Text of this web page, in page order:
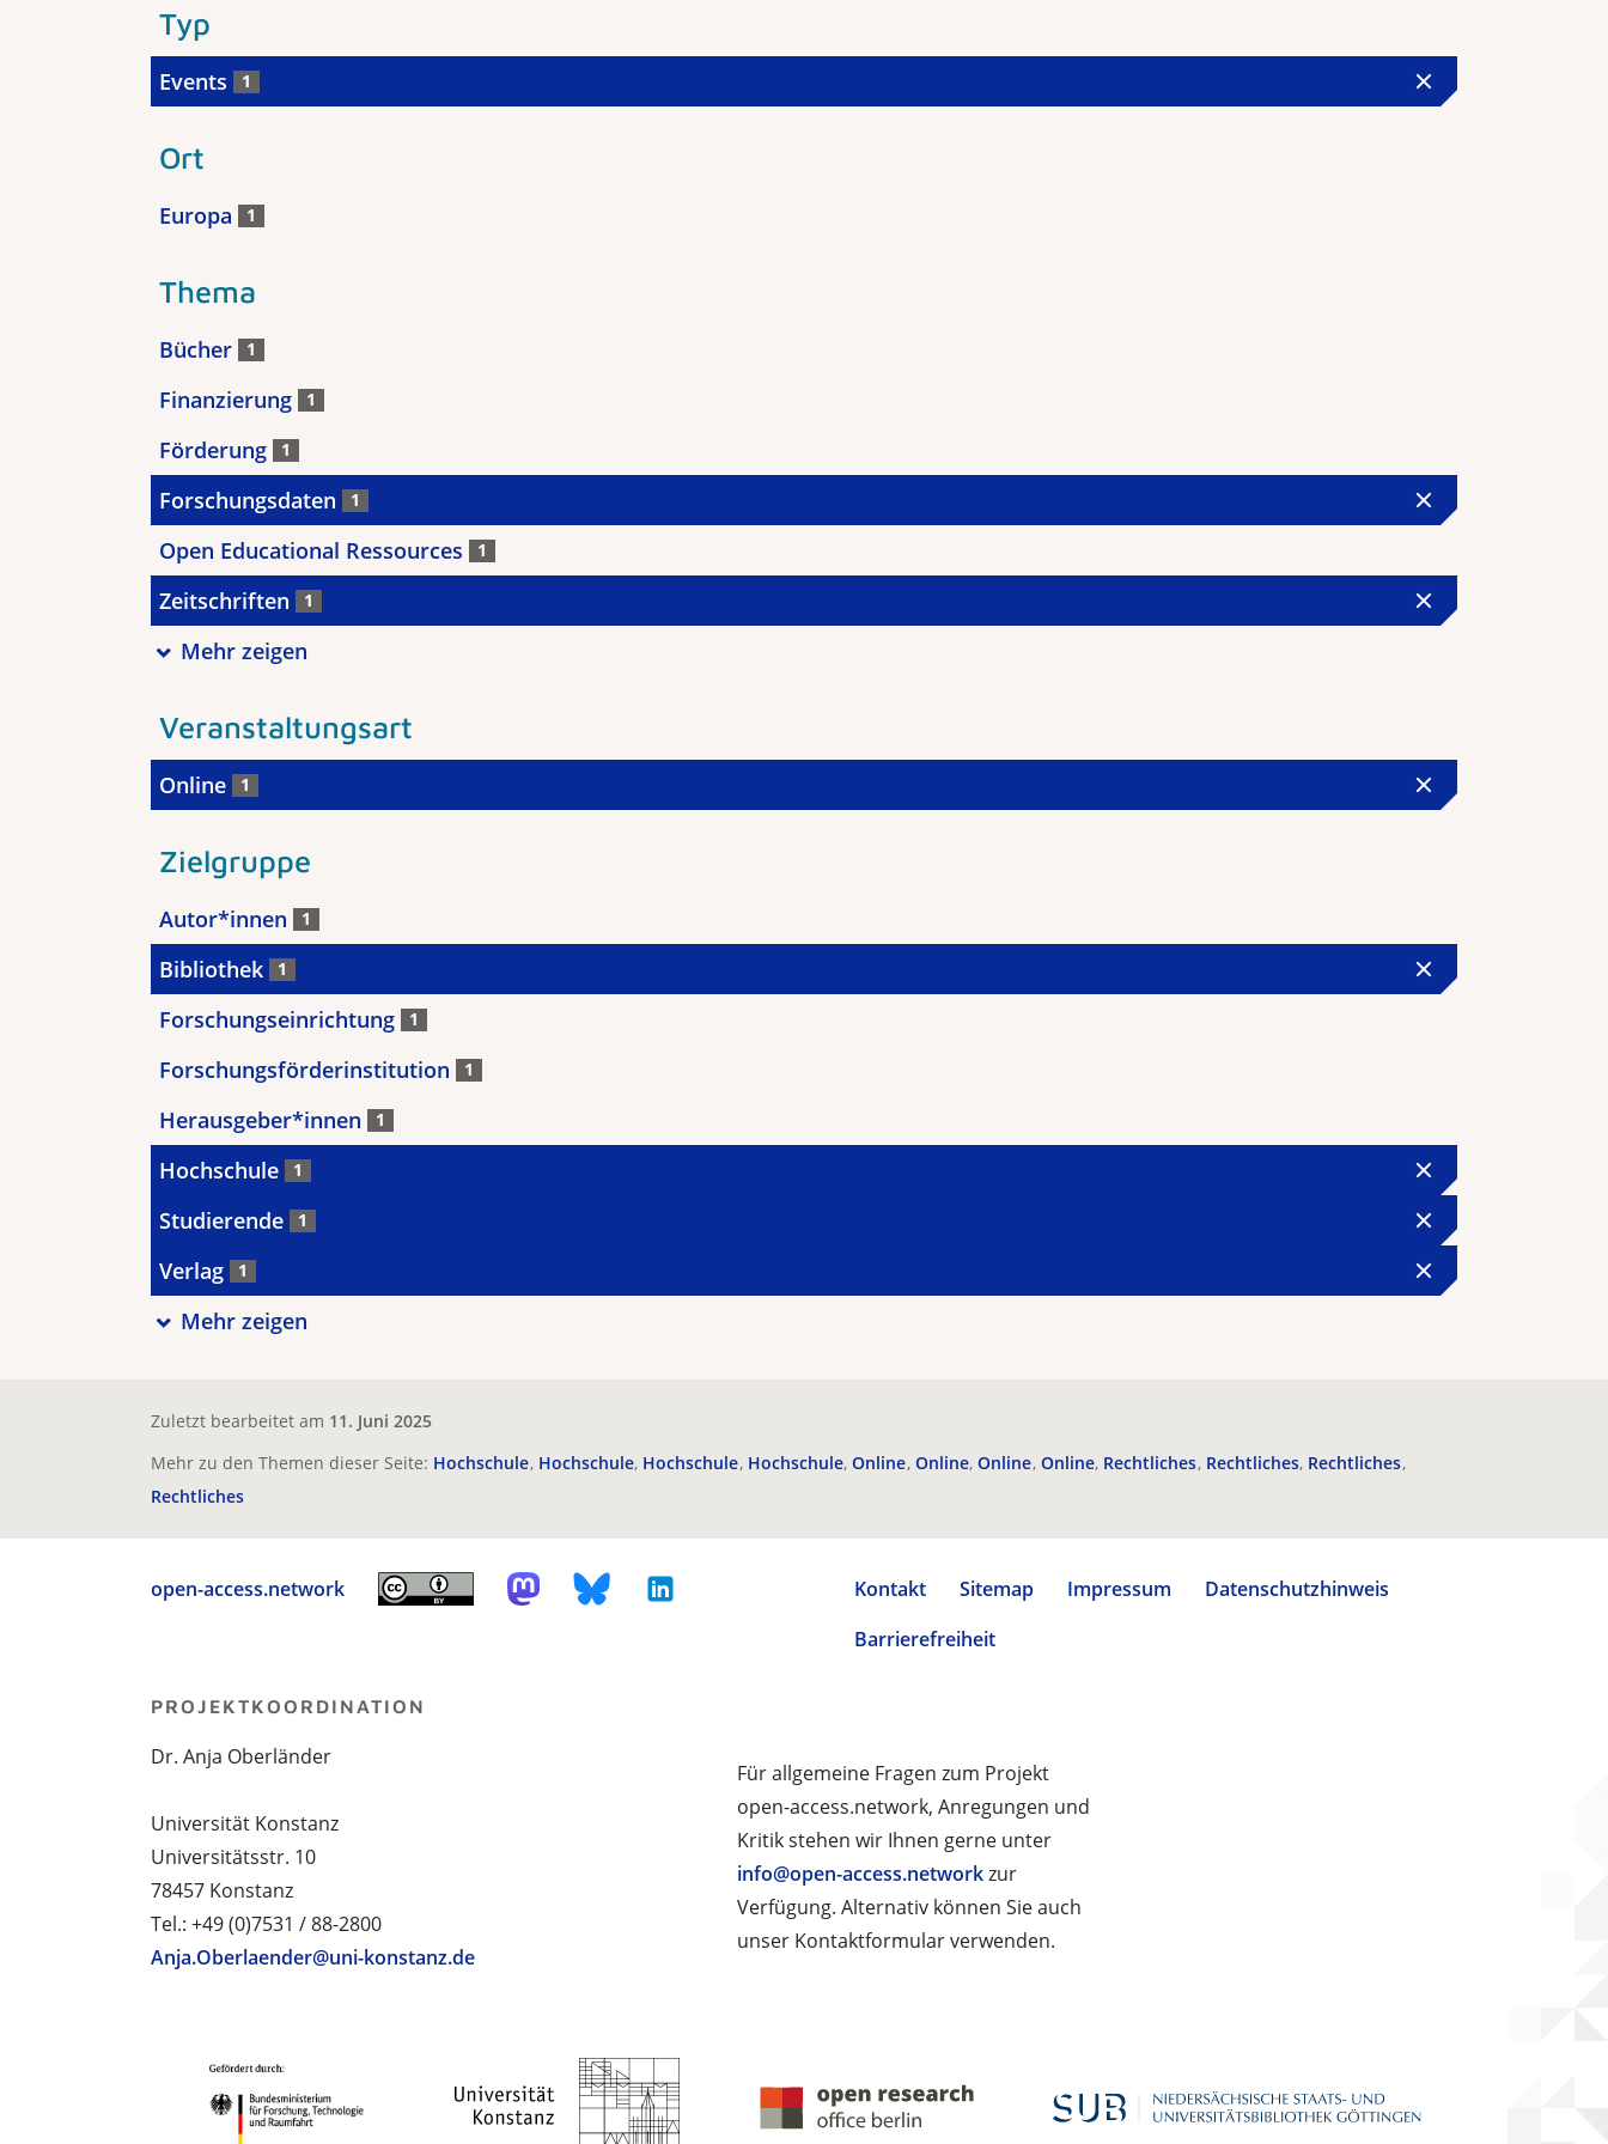
Typ
Events 1
Ort
Europa 1
Thema
Bücher 1
Finanzierung 1
Förderung 1
Forschungsdaten 1
Open Educational Ressources 1
Zeitschriften 1
Mehr zeigen
Veranstaltungsart
Online 1
Zielgruppe
Autor*innen 1
Bibliothek 1
Forschungseinrichtung 1
Forschungsförderinstitution 1
Herausgeber*innen 1
Hochschule 1
Studierende 1
Verlag 1
Mehr zeigen
Zuletzt bearbeitet am 11. Juni 2025
Mehr zu den Themen dieser Seite: Hochschule Hochschule Hochschule Hochschule Online Online Online Online Rechtliches Rechtliches Rechtliches
Rechtliches
open-access.network Kontakt Sitemap Impressum
Datenschutzhinweis
Barrierefreiheit
Für allgemeine Fragen zum Projekt
open-access.network, Anregungen und
Kritik stehen wir Ihnen gerne unter
info@open-access.networkzur
Verfügung. Alternativ können Sie auch
unser Kontaktformular verwenden.
PROJEKTKOORDINATION
Dr. Anja Oberländer
Universität Konstanz
Universitätsstr. 10
78457 Konstanz
Tel.: +49 (0)7531 / 88-2800
Anja.Oberlaender@uni-konstanz.de